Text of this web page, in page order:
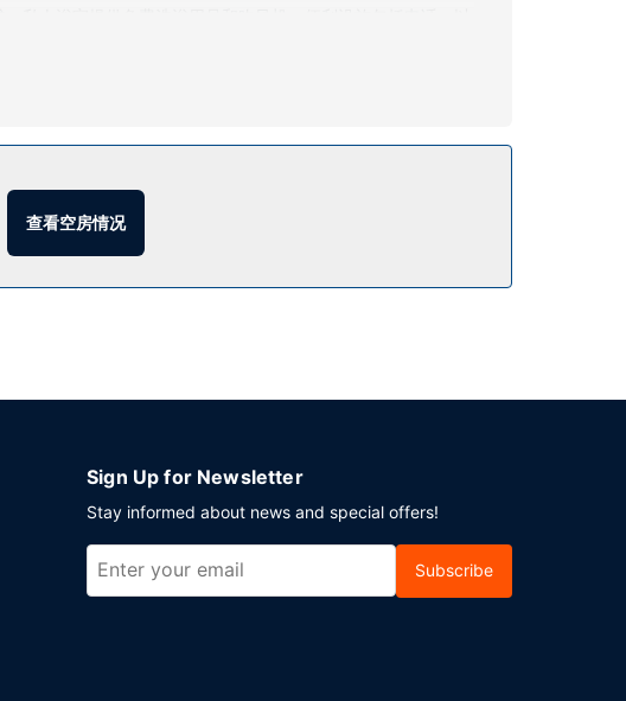
/酒廊，点一杯喜欢的饮品，畅饮一番。自助式早餐（收费）
查看空房情况
Sign Up for Newsletter
Stay informed about news and special offers!
Subscribe